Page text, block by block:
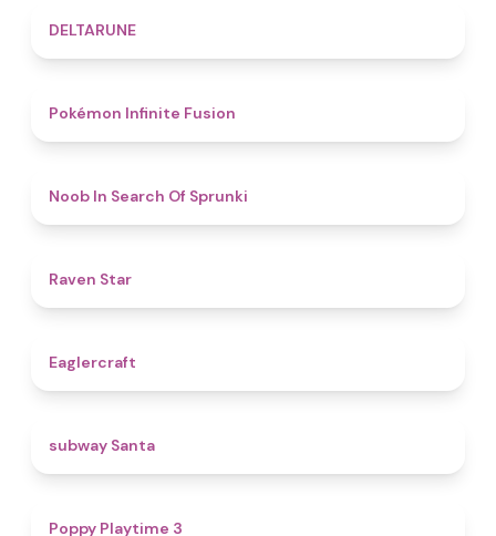
DELTARUNE
Pokémon Infinite Fusion
Noob In Search Of Sprunki
Raven Star
Eaglercraft
subway Santa
Poppy Playtime 3